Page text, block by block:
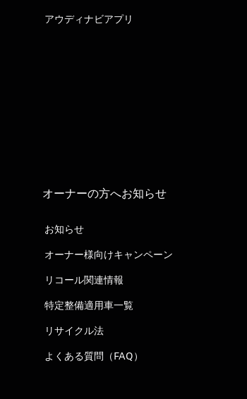
アウディナビアプリ
オーナーの方へお知らせ
お知らせ
オーナー様向けキャンペーン
リコール関連情報
特定整備適用車一覧
リサイクル法
よくある質問（FAQ）